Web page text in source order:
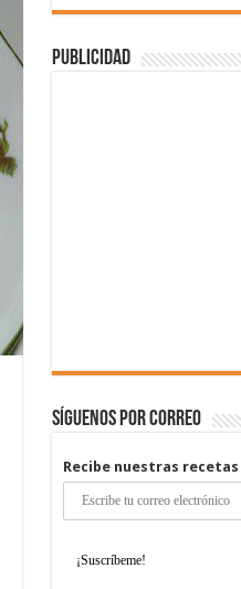
Publicidad
Síguenos por correo
Recibe nuestras